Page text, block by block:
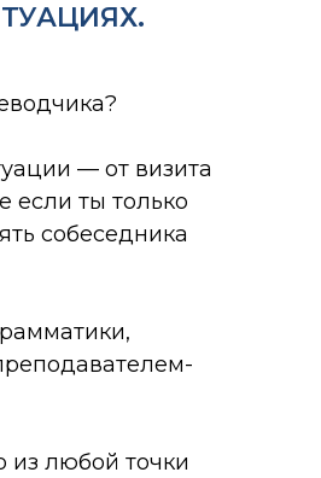
— от визита
если ты только
собеседника
из любой точки